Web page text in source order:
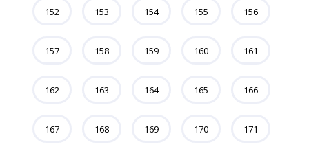
152 153 154 155 156
157 158 159 160 161
162 163 164 165 166
167 168 169 170 171